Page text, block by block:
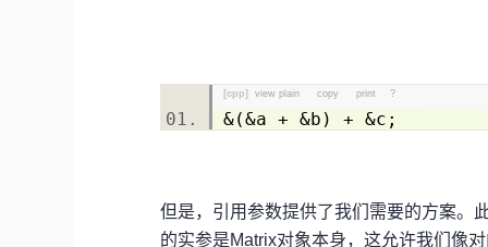
[cpp] view plain copy print ?
&(&a + &b) + &c;
但是，引用参数提供了我们需要的方案。
的实参是Matrix对象本身，这允许我们像